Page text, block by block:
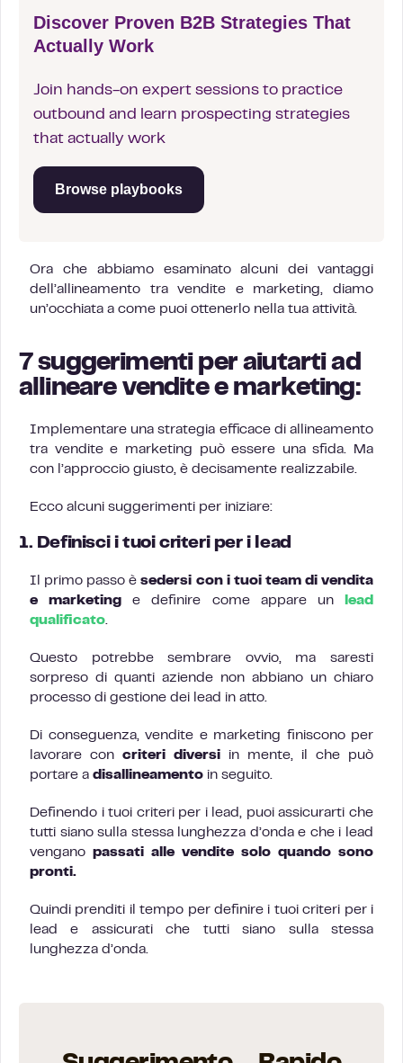
Discover Proven B2B Strategies That
Actually Work
Join hands-on expert sessions to practice
outbound and learn prospecting strategies
that actually work
Browse playbooks
Ora che abbiamo esaminato alcuni dei vantaggi
dell’allineamento tra vendite e marketing, diamo
un’occhiata a come puoi ottenerlo nella tua attività.
7 suggerimenti per aiutarti ad
allineare vendite e marketing:
Implementare una strategia efficace di allineamento
tra vendite e marketing può essere una sfida. Ma
con l’approccio giusto, è decisamente realizzabile.
Ecco alcuni suggerimenti per iniziare:
1. Definisci i tuoi criteri per i lead
Il primo passo èsedersi con i tuoi team di vendita
e marketing e definire come appare un
lead
qualificato.
Questo potrebbe sembrare ovvio, ma saresti
sorpreso di quanti aziende non abbiano un chiaro
processo di gestione dei lead in atto.
Di conseguenza, vendite e marketing finiscono per
lavorare con criteri diversi in mente, il che può
portare a disallineamento in seguito.
Definendo i tuoi criteri per i lead, puoi assicurarti che
tutti siano sulla stessa lunghezza d’onda e che i lead
vengano passati alle vendite solo quando sono
pronti.
Quindi prenditi il tempo per definire i tuoi criteri per i
lead e assicurati che tutti siano sulla stessa
lunghezza d’onda.